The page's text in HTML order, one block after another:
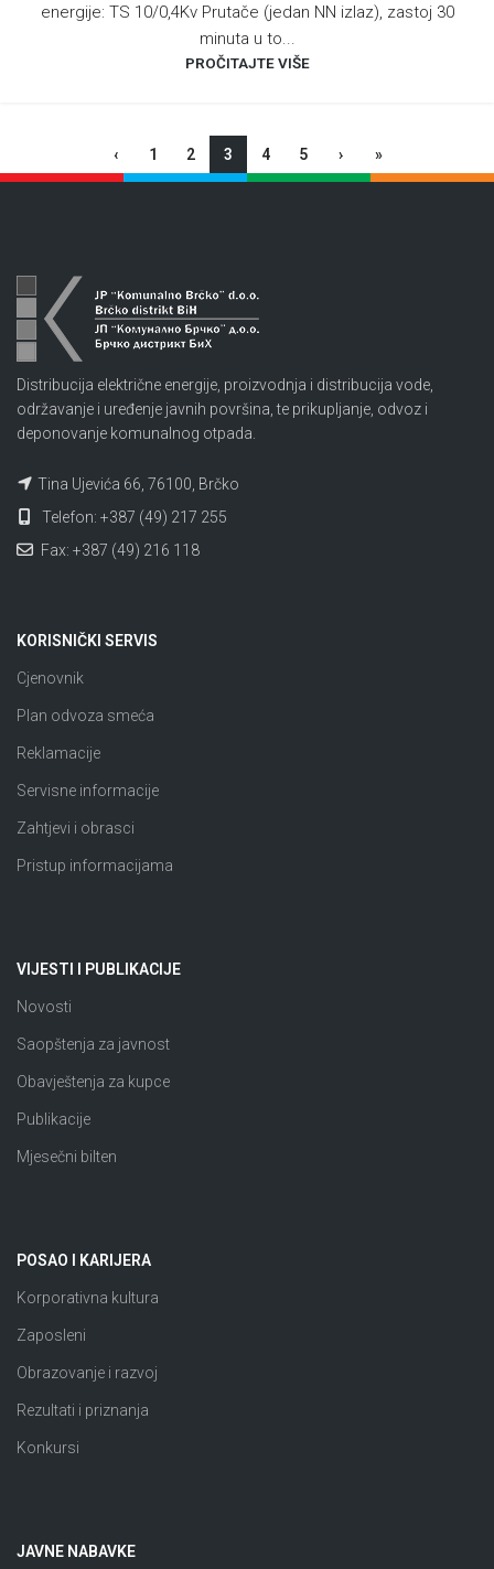
energije: TS 10/0,4Kv Prutače (jedan NN izlaz), zastoj 30
minuta u to...
PROČITAJTE VIŠE
‹ 1 2 3 4 5 › »
Distribucija električne energije, proizvodnja i distribucija vode,
održavanje i uređenje javnih površina, te prikupljanje, odvoz i
deponovanje komunalnog otpada.
Tina Ujevića 66, 76100, Brčko
Telefon: +387 (49) 217 255
Fax: +387 (49) 216 118
KORISNIČKI SERVIS
Cjenovnik
Plan odvoza smeća
Reklamacije
Servisne informacije
Zahtjevi i obrasci
Pristup informacijama
VIJESTI I PUBLIKACIJE
Novosti
Saopštenja za javnost
Obavještenja za kupce
Publikacije
Mjesečni bilten
POSAO I KARIJERA
Korporativna kultura
Zaposleni
Obrazovanje i razvoj
Rezultati i priznanja
Konkursi
JAVNE NABAVKE